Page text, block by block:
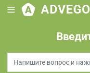
ADVEGO